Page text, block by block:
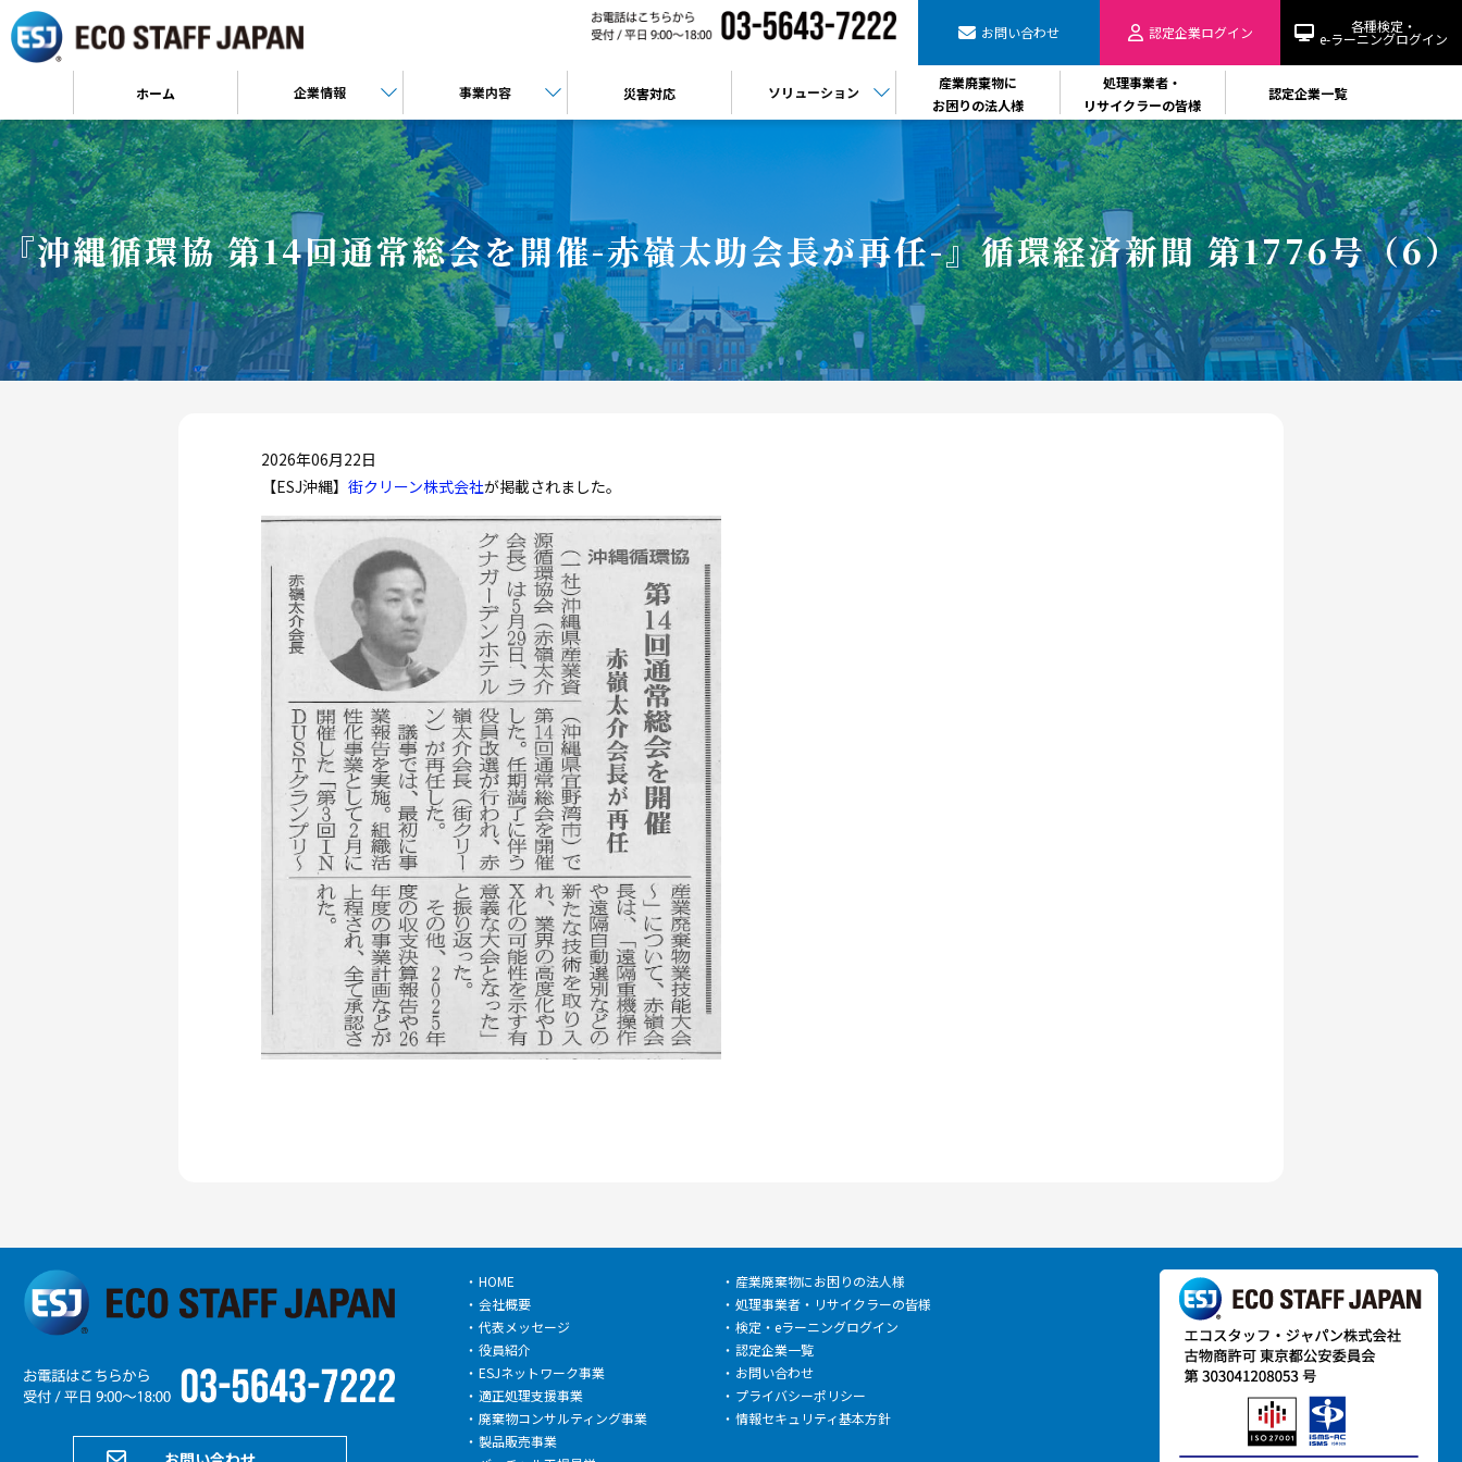
ホーム 企業情報 事業内容 災害対応 ソリューション
産業廃棄物に
お困りの法人様
処理事業者・
リサイクラーの皆様
認定企業一覧
お問い合わせ 認定企業ログイン 各種検定・
e-ラーニングログイン
『沖縄循環協 第14回通常総会を開催-赤嶺太助会長が再任-』循環経済新聞 第1776号（6）
2026年06月22日
【ESJ沖縄】街クリーン株式会社が掲載されました。
HOME
会社概要
代表メッセージ
役員紹介
ESJネットワーク事業
適正処理支援事業
廃棄物コンサルティング事業
製品販売事業
産業廃棄物にお困りの法人様
処理事業者・リサイクラーの皆様
検定・eラーニングログイン
認定企業一覧
お問い合わせ
プライバシーポリシー
情報セキュリティ基本方針